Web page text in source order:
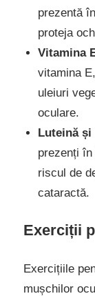
prezentă
proteja
Vitamina
vitamina
uleiuri
oculare.
Luteină și
prezenți
riscul de
cataractă.
Exerciții
Exercițiile
mușchilor